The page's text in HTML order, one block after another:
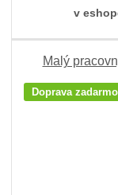
v
Malý
Doprava zadarmo